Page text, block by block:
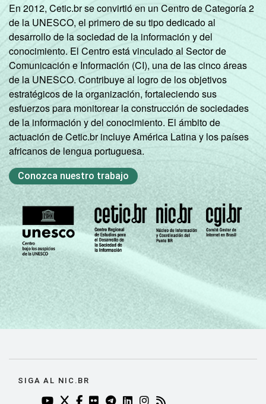
En 2012, Cetic.br se convirtió en un Centro de Categoría 2
de la UNESCO, el primero de su tipo dedicado al
desarrollo de la sociedad de la información y del
conocimiento. El Centro está vinculado al Sector de
Comunicación e Información (CI), una de las cinco áreas
de la UNESCO. Contribuye al logro de los objetivos
estratégicos de la organización, fortaleciendo sus
esfuerzos para monitorear la construcción de sociedades
de la información y del conocimiento. El ámbito de
actuación de Cetic.br incluye América Latina y los países
africanos de lengua portuguesa.
Conozca nuestro trabajo
SIGA AL NIC.BR
YOUTUBE DO NIC.BR (ABRE EM NOVA ABA)
TWITTER DO NIC.BR (ABRE EM NOVA ABA)
FACEBOOK DO NIC.BR (ABRE EM NOVA
FLICKR DO NIC.BR (ABRE EM NOVA
TELEGRAM DO NIC.BR (ABRE EM
LINKEDIN DO NIC.BR (ABRE
INSTAGRAM DO NIC.BR
RSS DO NIC.BR (ABRE